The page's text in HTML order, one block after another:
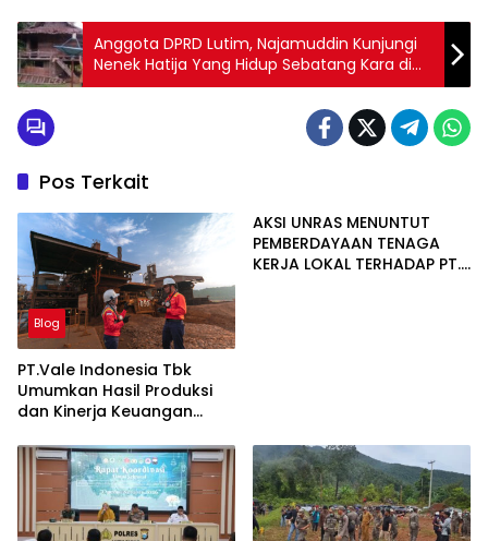
Anggota DPRD Lutim, Najamuddin Kunjungi
Nenek Hatija Yang Hidup Sebatang Kara di
Tarabbi
Pos Terkait
Blog
PT.Vale Indonesia Tbk
Umumkan Hasil Produksi
dan Kinerja Keuangan
AKSI UNRAS MENUNTUT
PEMBERDAYAAN TENAGA
KERJA LOKAL TERHADAP PT.